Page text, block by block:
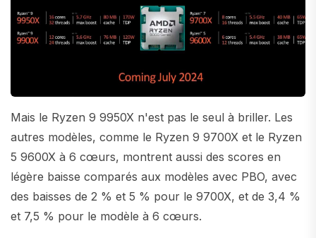
Mais le Ryzen 9 9950X n'est pas le seul à briller. Les
autres modèles, comme le Ryzen 9 9700X et le Ryzen
5 9600X à 6 cœurs, montrent aussi des scores en
légère baisse comparés aux modèles avec PBO, avec
des baisses de 2 % et 5 % pour le 9700X, et de 3,4 %
et 7,5 % pour le modèle à 6 cœurs.